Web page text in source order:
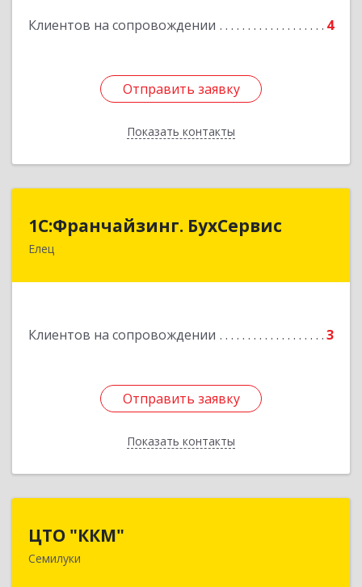
Клиентов на сопровождении 4
Отправить заявку
Показать контакты
Отправить заявку
Назад
1С:Франчайзинг. БухСервис
Елец
Клиентов на сопровождении 3
Отправить заявку
Показать контакты
1С:Франчайзинг. БухСервис
Отправить заявку
Назад
ЦТО "ККМ"
Семилуки